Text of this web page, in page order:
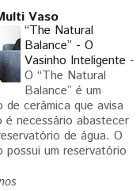
Vaso
“The Natural
Balance” - O
Vasinho Inteligente -
O “The Natural
Balance” é um
de cerâmica que avisa
é necessário abastecer
de água. O
possui um reservatório